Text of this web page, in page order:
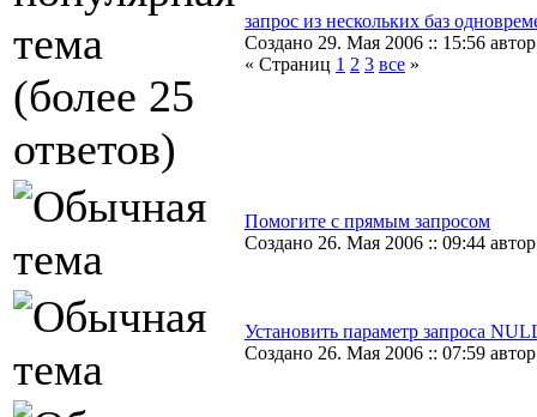
запрос из нескольких баз
Создано 29. Мая 2006 :: 15:56
« Страниц 1 2 3 все »
Помогите с прямым запросом
Создано 26. Мая 2006 :: 09:44
Установить параметр запроса
Создано 26. Мая 2006 :: 07:59